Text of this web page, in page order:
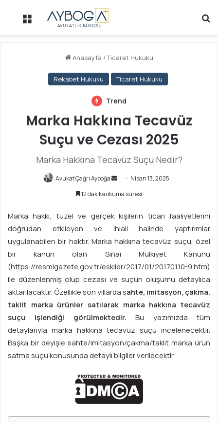
Menü
Anasayfa /Ticaret Hukuku
Rekabet Hukuku Ticaret Hukuku
Trend
Marka Hakkına Tecavüz
Suçu ve Cezası 2025
Marka Hakkına Tecavüz Suçu Nedir?
Avukat Çağrı Ayboğa
B
e
-
t
a
g
ö
n
d
e
r
e
k
Nisan 13, 2025
12 dakika okuma süresi
Marka hakkı, tüzel ve gerçek kişilerin ticari faaliyetlerini
doğrudan etkileyen ve ihlali halinde yaptırımlar
uygulanabilen bir haktır. Marka hakkına tecavüz suçu, özel
bir kanun olan Sınai Mülkiyet Kanunu
(https://resmigazete.gov.tr/eskiler/2017/01/20170110-9.htm)
ile düzenlenmiş olup cezası ve suçun oluşumu detaylıca
aktarılacaktır. Özellikle son yıllarda sahte, imitasyon, çakma,
taklit marka ürünler satılarak marka hakkına tecavüz
suçu işlendiği görülmektedir. Bu yazımızda tüm
detaylarıyla marka hakkına tecavüz suçu incelenecektir.
Başka bir deyişle sahte/imitasyon/çakma/taklit marka ürün
satma suçu konusunda detaylı bilgiler verilecektir.